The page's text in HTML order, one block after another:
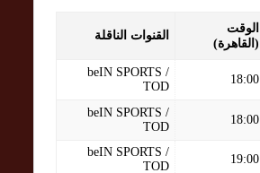
الوقت
(القاهرة)
القنوات الناقلة
18:00
beIN SPORTS /
TOD
18:00
beIN SPORTS /
TOD
19:00
beIN SPORTS /
TOD